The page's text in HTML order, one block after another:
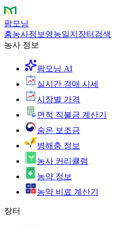
팜모닝
홈농사정보 영농일지 장터 검색
농사 정보
팜모닝 AI
실시간 경매 시세
시장별 가격
면적 직불금 계산기
숨은 보조금
병해충 정보
농사 커리큘럼
농약 정보
농약 비료 계산기
장터